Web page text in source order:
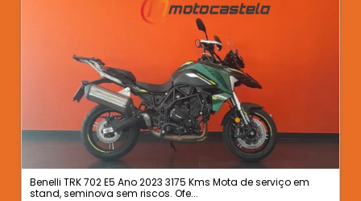
Benelli TRK 702 E5 Ano 2023 3175 Kms Mota de serviço em
stand, seminova sem riscos. Ofe...